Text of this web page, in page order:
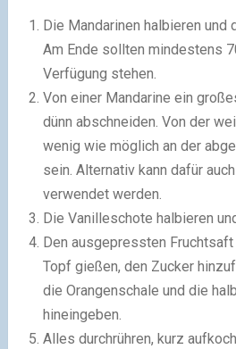
Die Mandarinen halbieren und
Am Ende sollten mindestens
Verfügung stehen.
Von einer Mandarine ein
dünn abschneiden. Von der
wenig wie möglich an der
sein. Alternativ kann dafür
verwendet werden.
Die Vanilleschote halbieren
Den ausgepressten
Topf gießen, den Zucker
die Orangenschale und die
hineingeben.
Alles durchrühren, kurz